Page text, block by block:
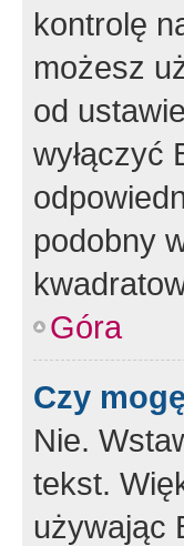
kontrolę
możesz
od
wyłączyć
podobny
Góra
Czy
Nie.
tekst.
używając